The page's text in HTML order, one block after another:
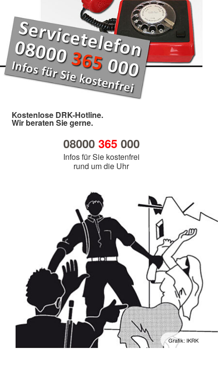
Kostenlose DRK-Hotline.
Wir beraten Sie gerne.
08000 365000
Infos für Sie kostenfrei
rund um die Uhr
Grafik: IKRK